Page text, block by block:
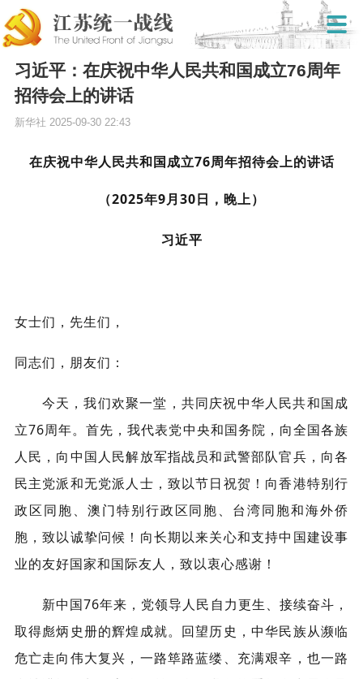
习近平：在庆祝中华人民共和国成立76周年
招待会上的讲话
新华社 2025-09-30 22:43
在庆祝中华人民共和国成立76周年招待会上的讲话
（2025年9月30日，晚上）
习近平
女士们，先生们，
同志们，朋友们：
今天，我们欢聚一堂，共同庆祝中华人民共和国成
立76周年。首先，我代表党中央和国务院，向全国各族
人民，向中国人民解放军指战员和武警部队官兵，向各
民主党派和无党派人士，致以节日祝贺！向香港特别行
政区同胞、澳门特别行政区同胞、台湾同胞和海外侨
胞，致以诚挚问候！向长期以来关心和支持中国建设事
业的友好国家和国际友人，致以衷心感谢！
新中国76年来，党领导人民自力更生、接续奋斗，
取得彪炳史册的辉煌成就。回望历史，中华民族从濒临
危亡走向伟大复兴，一路筚路蓝缕、充满艰辛，也一路